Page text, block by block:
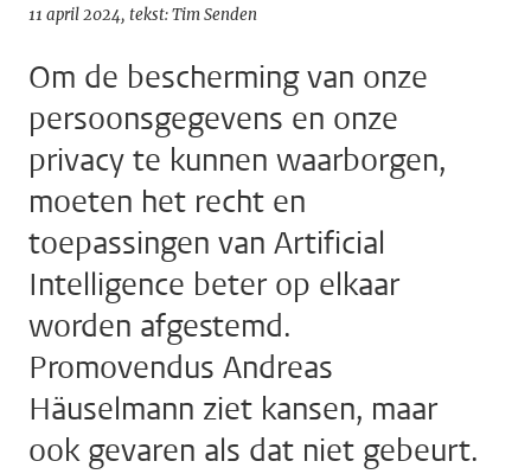
11 april 2024 tekst: Tim Senden
Om de bescherming van onze
persoonsgegevens en onze
privacy te kunnen waarborgen,
moeten het recht en
toepassingen van Artificial
Intelligence beter op elkaar
worden afgestemd.
Promovendus Andreas
Häuselmann ziet kansen, maar
ook gevaren als dat niet gebeurt.